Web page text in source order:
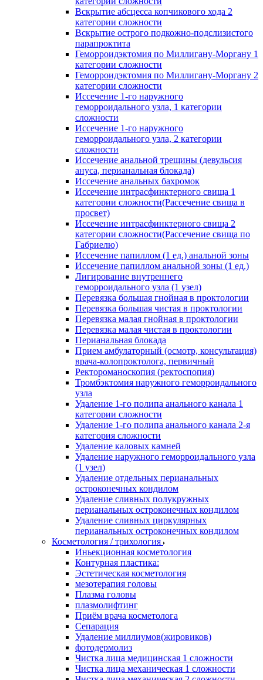
Вскрытие абсцесса копчикового хода 2
категории сложности
Вскрытие острого подкожно-подслизистого
парапроктита
Геморроидэктомия по Миллигану-Моргану 1
категории сложности
Геморроидэктомия по Миллигану-Моргану 2
категории сложности
Иссечение 1-го наружного
геморроидального узла, 1 категории
сложности
Иссечение 1-го наружного
геморроидального узла, 2 категории
сложности
Иссечение анальной трещины (девульсия
ануса, перианальная блокада)
Иссечение анальных бахромок
Иссечение интрасфинктерного свища 1
категории сложности(Рассечение свища в
просвет)
Иссечение интрасфинктерного свища 2
категории сложности(Рассечение свища по
Габриелю)
Иссечение папиллом (1 ед.) анальной зоны
Иссечение папиллом анальной зоны (1 ед.)
Лигирование внутреннего
геморроидального узла (1 узел)
Перевязка большая гнойная в проктологии
Перевязка большая чистая в проктологии
Перевязка малая гнойная в проктологии
Перевязка малая чистая в проктологии
Перианальная блокада
Прием амбулаторный (осмотр, консультация)
врача-колопроктолога, первичный
Ректороманоскопия (ректоспопия)
Тромбэктомия наружного геморроидального
узла
Удаление 1-го полипа анального канала 1
категории сложности
Удаление 1-го полипа анального канала 2-я
категория сложности
Удаление каловых камней
Удаление наружного геморроидального узла
(1 узел)
Удаление отдельных перианальных
остроконечных кондилом
Удаление сливных полукружных
перианальных остроконечных кондилом
Удаление сливных циркулярных
перианальных остроконечных кондилом
Косметология / трихология
Иньекционная косметология
Контурная пластика:
Эстетическая косметология
мезотерапия головы
Плазма головы
плазмолифтинг
Приём врача косметолога
Сепарация
Удаление миллиумов(жировиков)
фотодермолиз
Чистка лица медицинская 1 сложности
Чистка лица механическая 1 сложности